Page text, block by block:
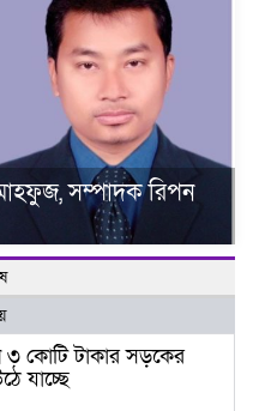
মাহফুজ, সম্পাদক রিপন
৩ কোটি টাকার সড়কের
যাচ্ছে